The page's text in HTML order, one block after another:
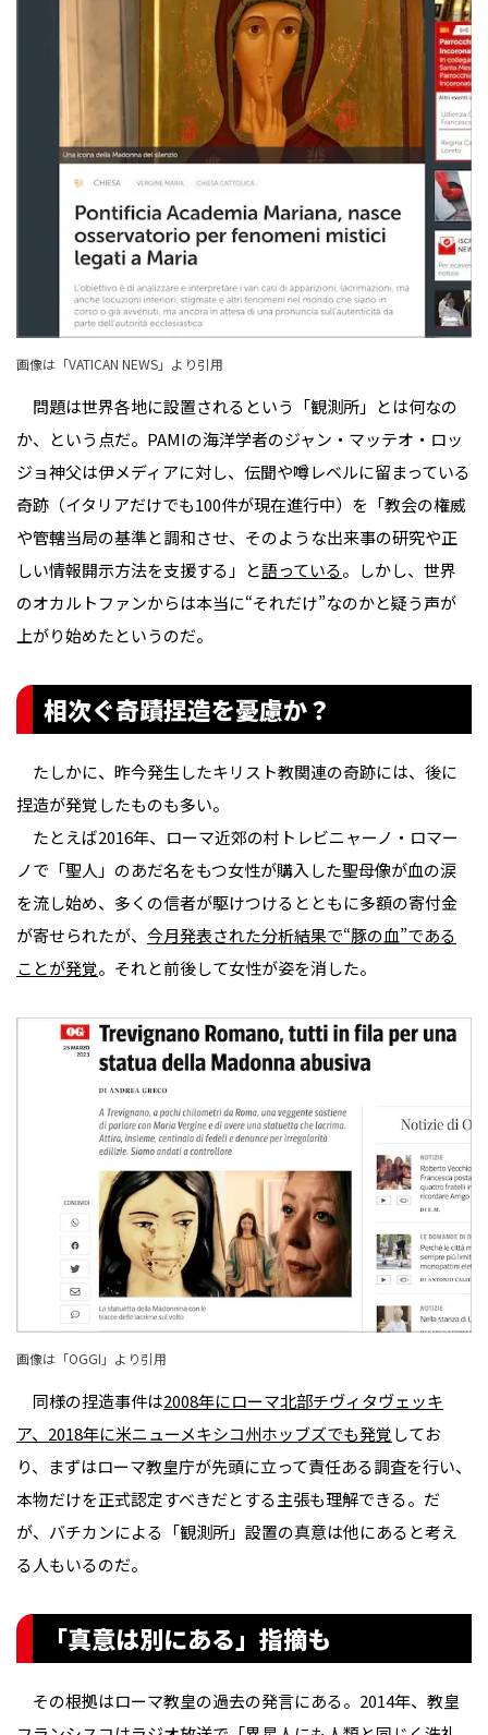
画像は「VATICAN NEWS」より引用
問題は世界各地に設置されるという「観測所」とは何なの
か、という点だ。PAMIの海洋学者のジャン・マッテオ・ロッ
ジョ神父は伊メディアに対し、伝聞や噂レベルに留まっている
奇跡（イタリアだけでも100件が現在進行中）を「教会の権威
や管轄当局の基準と調和させ、そのような出来事の研究や正
しい情報開示方法を支援する」と語っている。しかし、世界
のオカルトファンからは本当に“それだけ”なのかと疑う声が
上がり始めたというのだ。
相次ぐ奇蹟捏造を憂慮か？
たしかに、昨今発生したキリスト教関連の奇跡には、後に
捏造が発覚したものも多い。
たとえば2016年、ローマ近郊の村トレビニャーノ・ロマー
ノで「聖人」のあだ名をもつ女性が購入した聖母像が血の涙
を流し始め、多くの信者が駆けつけるとともに多額の寄付金
が寄せられたが、 今月発表された分析結果で“豚の血”である
ことが発覚。それと前後して女性が姿を消した。
画像は「OGGI 」より引用
同様の捏造事件は2008年にローマ北部チヴィタヴェッキ
ア、2018年に米ニューメキシコ州ホッブズでも発覚してお
り、まずはローマ教皇庁が先頭に立って責任ある調査を行い、
本物だけを正式認定すべきだとする主張も理解できる。だ
が、バチカンによる「観測所」設置の真意は他にあると考え
る人もいるのだ。
「真意は別にある」指摘も
その根拠はローマ教皇の過去の発言にある。2014年、教皇